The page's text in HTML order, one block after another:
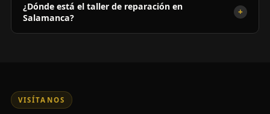
¿Dónde está el taller de reparación en
Salamanca?
+
VISÍTANOS